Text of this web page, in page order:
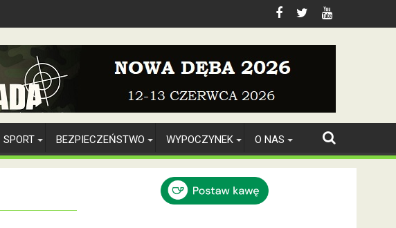
SPORT BEZPIECZEŃSTWO WYPOCZYNEK O NAS